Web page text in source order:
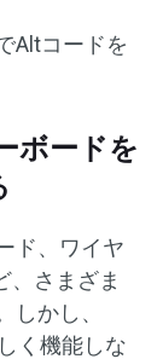
Altコードを
ボードを
ド、ワイヤ
、さまざま
かし、
く機能しな